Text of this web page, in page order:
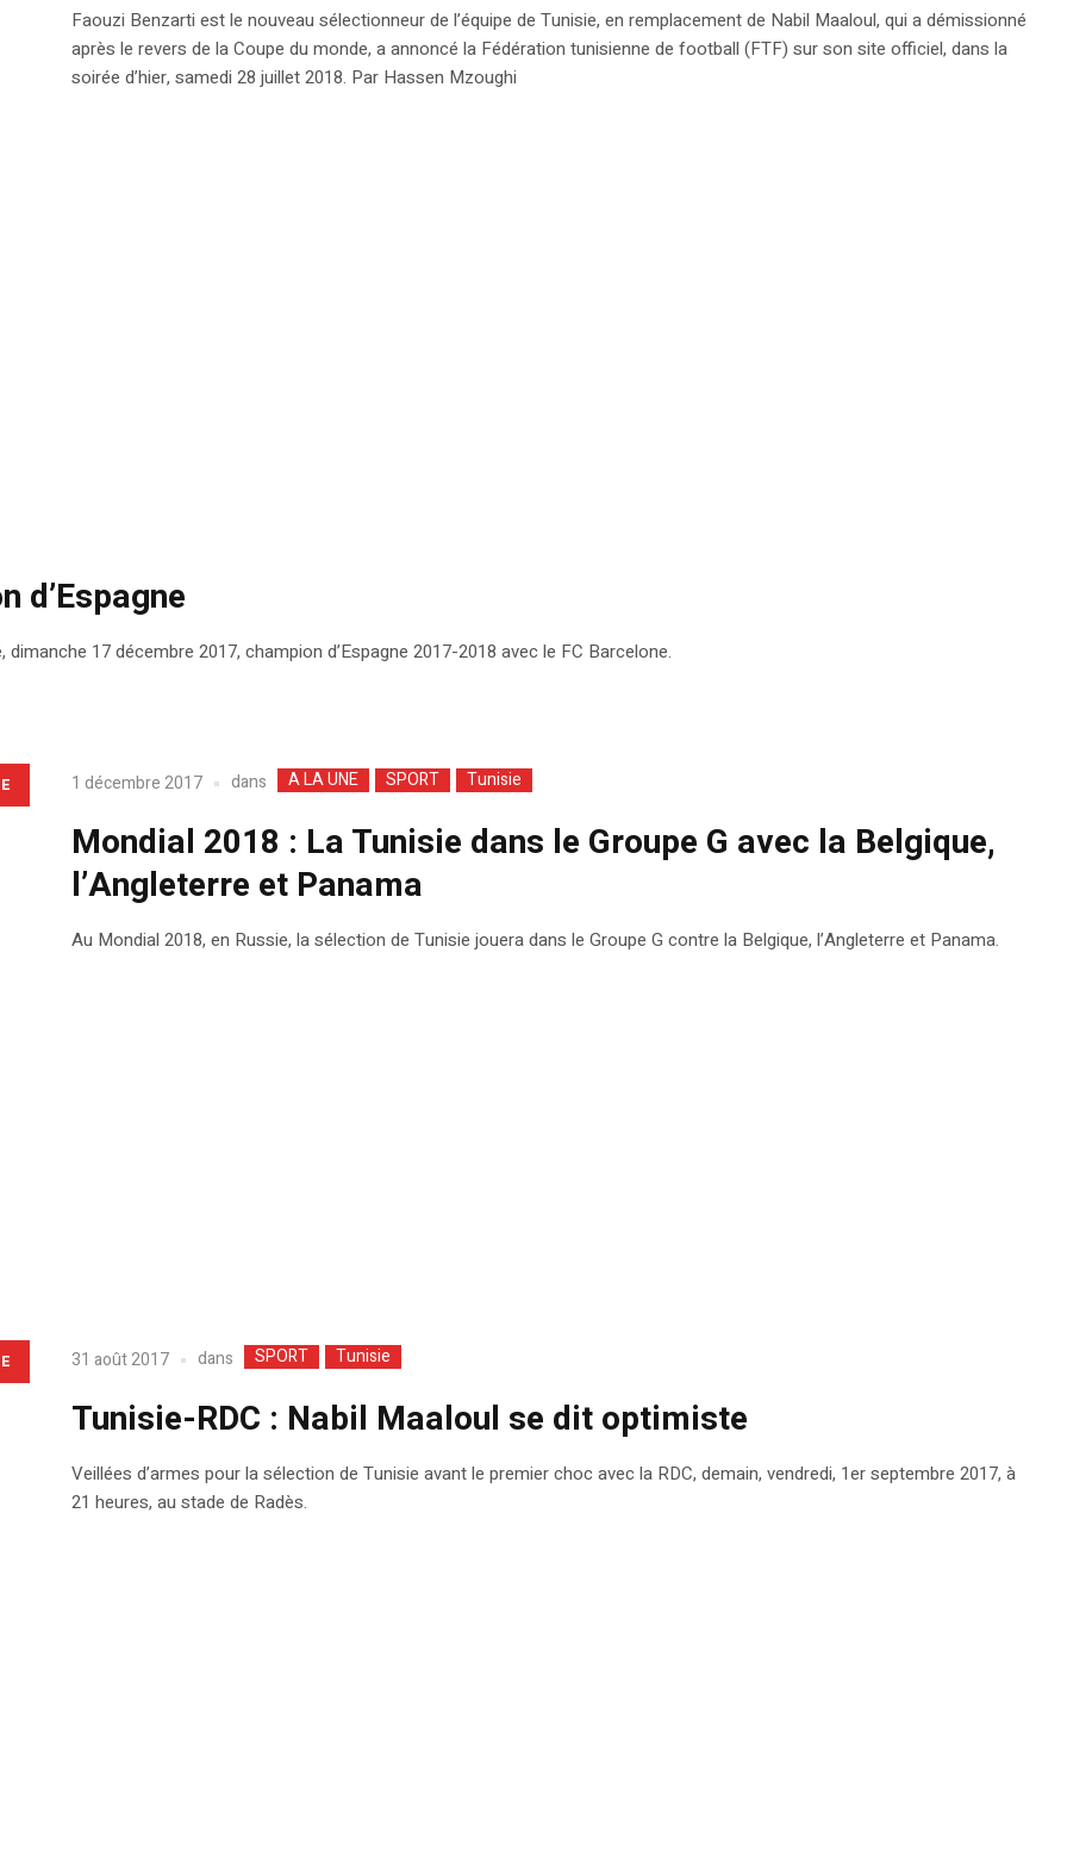
Faouzi Benzarti est le nouveau sélectionneur de l’équipe de Tunisie, en remplacement de Nabil Maaloul, qui a démissionné
après le revers de la Coupe du monde, a annoncé la Fédération tunisienne de football (FTF) sur son site officiel, dans la
soirée d’hier, samedi 28 juillet 2018. Par Hassen Mzoughi
d’Espagne
17 décembre 2017, champion d’Espagne 2017-2018 avec le FC Barcelone.
1 décembre 2017 dans A LA UNE SPORT Tunisie
Mondial 2018 : La Tunisie dans le Groupe G avec la Belgique,
l’Angleterre et Panama
Au Mondial 2018, en Russie, la sélection de Tunisie jouera dans le Groupe G contre la Belgique, l’Angleterre et Panama.
31 août 2017 dans SPORT Tunisie
Tunisie-RDC : Nabil Maaloul se dit optimiste
Veillées d’armes pour la sélection de Tunisie avant le premier choc avec la RDC, demain, vendredi, 1er septembre 2017, à
21 heures, au stade de Radès.